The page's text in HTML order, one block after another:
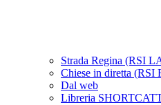
Strada Regina (RSI
Chiese in diretta (RSI
Dal web
Libreria